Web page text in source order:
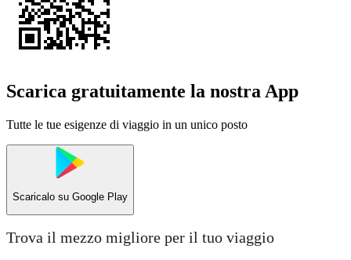
Scarica gratuitamente la nostra App
Tutte le tue esigenze di viaggio in un unico posto
Scaricalo su Google Play
Trova il mezzo migliore per il tuo viaggio